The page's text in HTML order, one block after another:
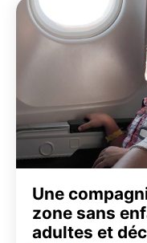
Une
zone sans
adultes et